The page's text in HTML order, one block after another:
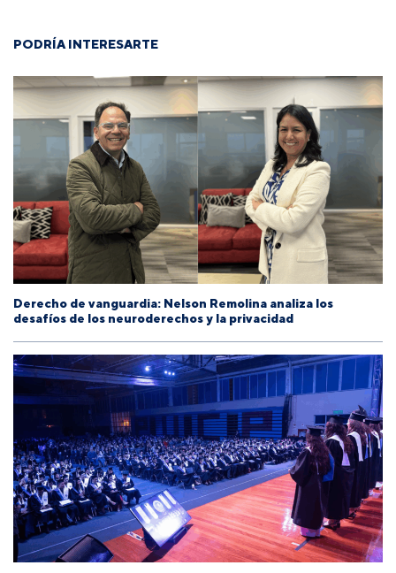
PODRÍA INTERESARTE
Derecho de vanguardia: Nelson Remolina analiza los
desafíos de los neuroderechos y la privacidad